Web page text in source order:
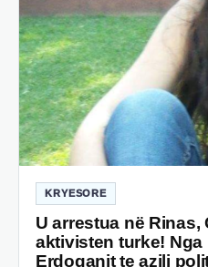
KRYESORE
U arrestua në Rinas,
aktivisten turke!
Erdoganit te azili